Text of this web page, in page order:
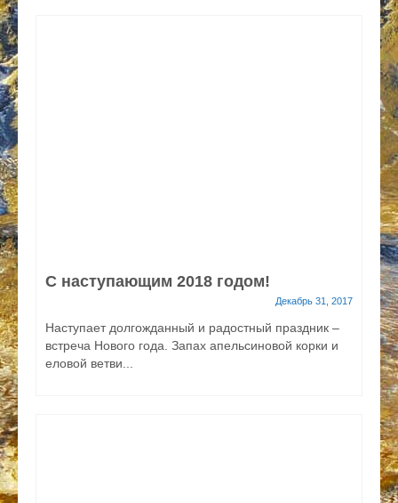
С наступающим 2018 годом!
Декабрь 31, 2017
Наступает долгожданный и радостный праздник –
встреча Нового года. Запах апельсиновой корки и
еловой ветви...